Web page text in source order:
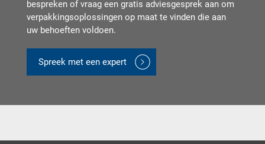
bespreken of vraag een gratis adviesgesprek aan om
verpakkingsoplossingen op maat te vinden die aan
uw behoeften voldoen.
Spreek met een expert